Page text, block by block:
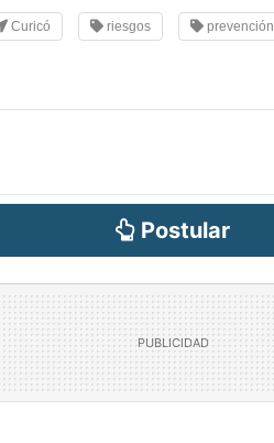
Curicó riesgos prevención
Postular